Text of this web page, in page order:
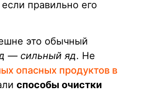
правильно его
это обычный
— сильный яд. Не
опасных продуктов в
способы очистки